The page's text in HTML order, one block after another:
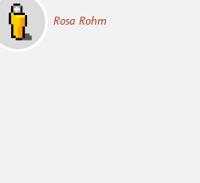
Rosa Rohm